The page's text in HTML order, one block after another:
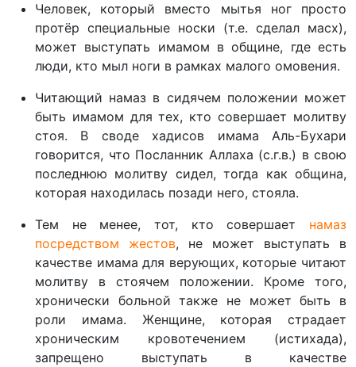
Человек, который вместо мытья ног просто
протёр специальные носки (т.е. сделал масх),
может выступать имамом в общине, где есть
люди, кто мыл ноги в рамках малого омовения.
Читающий намаз в сидячем положении может
быть имамом для тех, кто совершает молитву
стоя. В своде хадисов имама Аль-Бухари
говорится, что Посланник Аллаха (с.г.в.) в свою
последнюю молитву сидел, тогда как община,
которая находилась позади него, стояла.
Тем не менее, тот, кто совершает намаз
посредством жестов, не может выступать в
качестве имама для верующих, которые читают
молитву в стоячем положении. Кроме того,
хронически больной также не может быть в
роли имама. Женщине, которая страдает
хроническим кровотечением (истихада),
запрещено выступать в качестве